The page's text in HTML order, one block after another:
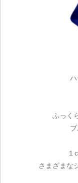
ふっく
１
さまざまな